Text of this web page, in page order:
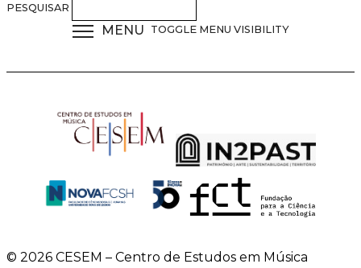
PESQUISAR
MENU TOGGLE MENU VISIBILITY
© 2026 CESEM – Centro de Estudos em Música